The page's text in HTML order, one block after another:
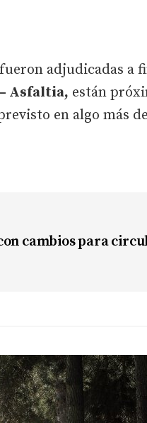
adjudicadas a
Asfaltia, están
en algo más
cambios para